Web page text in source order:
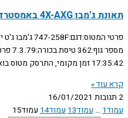
תאונת ג'מבו 4X-AXG באמסטרדם
17:35:42 זמן מקומי, התרסק מטוס בואינג 747-258F של אל
קרא עוד »
2 תגובות
16/01/2021
עמוד1
… עמוד13עמוד14 עמוד15